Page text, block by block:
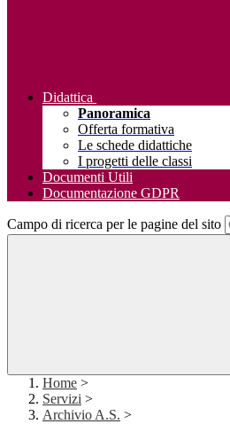
Didattica
Panoramica
Offerta formativa
Le schede didattiche
I progetti delle classi
Documenti Utili
Documentazione GDPR
Campo di ricerca per le pagine del sito
Home >
Servizi >
Archivio A.S. >